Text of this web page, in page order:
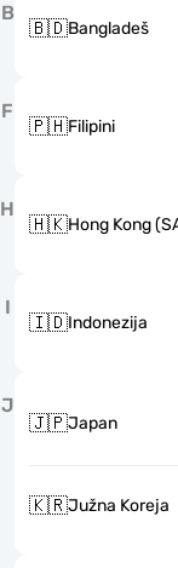
B
🇧🇩Bangladeš
F
🇵🇭Filipini
H
🇭🇰Hong Kong
I
🇮🇩Indonezija
J
🇯🇵Japan
🇰🇷Južna Koreja